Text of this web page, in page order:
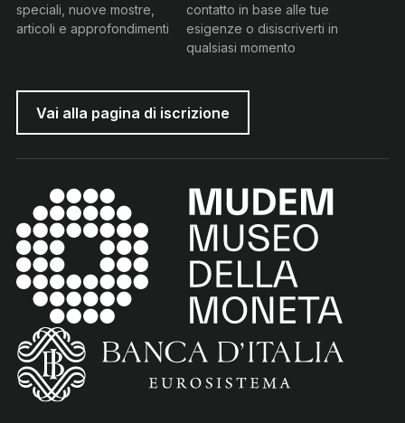
speciali, nuove mostre,
articoli e approfondimenti
contatto in base alle tue
esigenze o disiscriverti in
qualsiasi momento
Vai alla pagina di iscrizione
MUDEM - Museo della Moneta
(torna all'home page)